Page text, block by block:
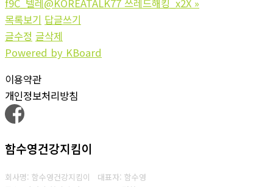
f9C_텔레@KOREATALK77 쓰레드해킹_x2X »
목록보기 답글쓰기
글수정 글삭제
Powered by KBoard
이용약관
개인정보처리방침
함수영건강지킴이
회사명: 함수영건강지킴이 대표자: 함수영